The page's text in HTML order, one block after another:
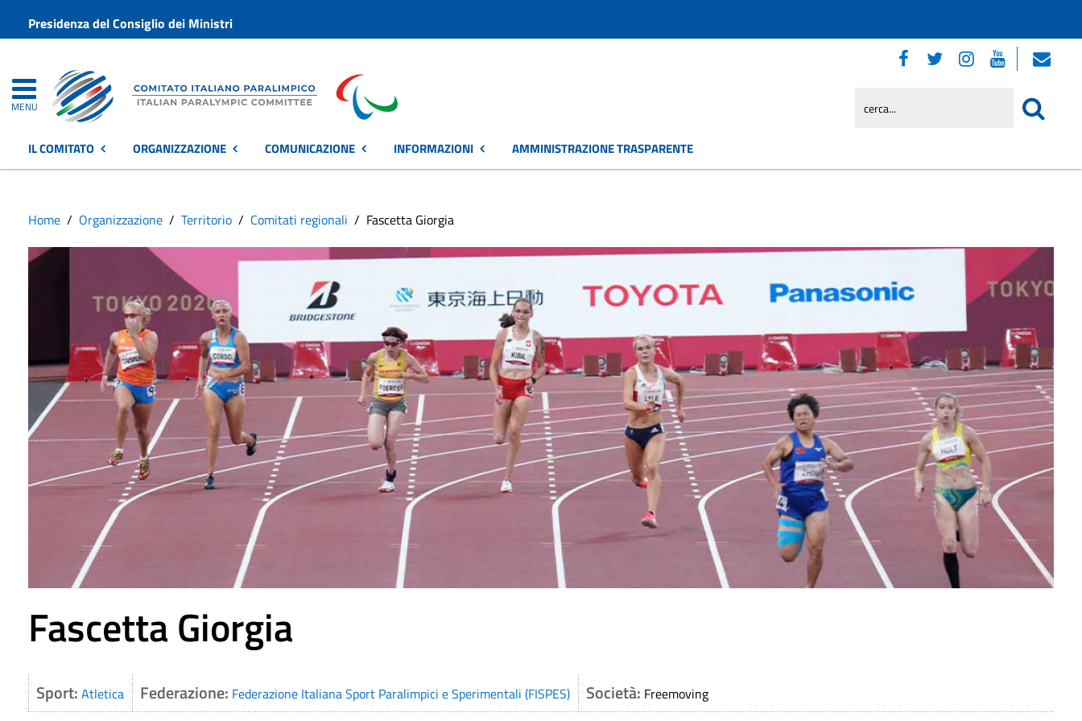
Presidenza del Consiglio dei Ministri
MENU
IL COMITATO ORGANIZZAZIONE COMUNICAZIONE INFORMAZIONI AMMINISTRAZIONE TRASPARENTE
Home Organizzazione Territorio Comitati regionali Fascetta Giorgia
Fascetta Giorgia
Sport: Atletica Federazione: Federazione Italiana Sport Paralimpici e Sperimentali (FISPES) Società: Freemoving